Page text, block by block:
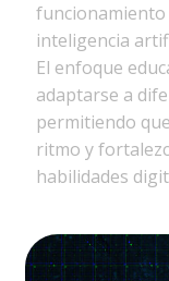
funcionamiento
inteligencia
El enfoque
adaptarse a
permitiendo
ritmo y
habilidades